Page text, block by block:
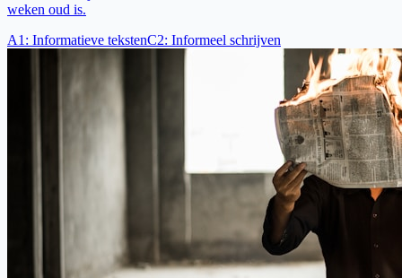
weken oud is.
A1 : Informatieve tekstenC2: Informeel schrijven